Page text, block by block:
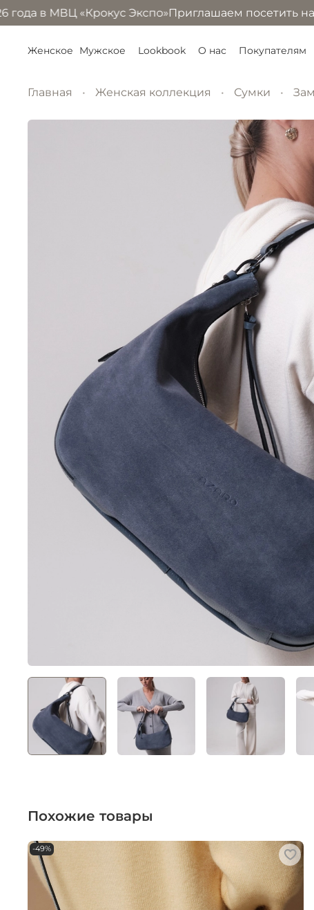
в МВЦ «Крокус Экспо»Приглашаем посетить наш
Женское Мужское Lookbook О нас Покупателям
Главная Женская коллекция Сумки
Похожие товары
-49%